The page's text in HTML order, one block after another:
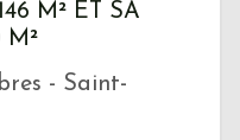
M² ET SA
M²
- Saint-